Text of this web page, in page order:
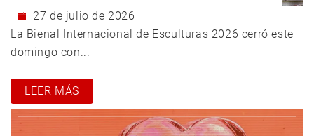
27 de julio de 2026
La Bienal Internacional de Esculturas 2026 cerró este
domingo con...
LEER MÁS